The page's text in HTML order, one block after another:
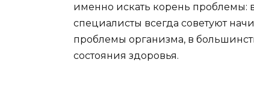
именно искать корень проблемы:
специалисты всегда советуют
проблемы организма, в
состояния здоровья.